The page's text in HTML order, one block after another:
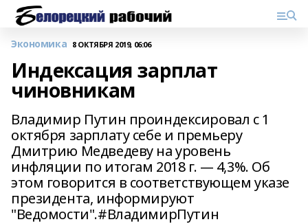
Экономика 8 ОКТЯБРЯ 2019, 06:06
Индексация зарплат
чиновникам
Владимир Путин проиндексировал с 1
октября зарплату себе и премьеру
Дмитрию Медведеву на уровень
инфляции по итогам 2018 г. — 4,3%. Об
этом говорится в соответствующем указе
президента, информируют
"Ведомости".#ВладимирПутин